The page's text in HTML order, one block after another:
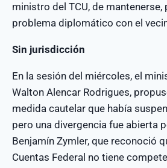
ministro del TCU, de mantenerse,
problema diplomático con el
Sin jurisdicción
En la sesión del miércoles, el
Walton Alencar Rodrigues,
medida cautelar que había
pero una divergencia fue abierta
Benjamín Zymler, que reconoció
Cuentas Federal no tiene